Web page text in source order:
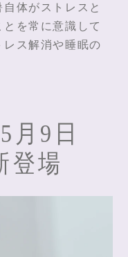
体がストレスと
を常に意識して
レス解消や睡眠の
月9日
登場